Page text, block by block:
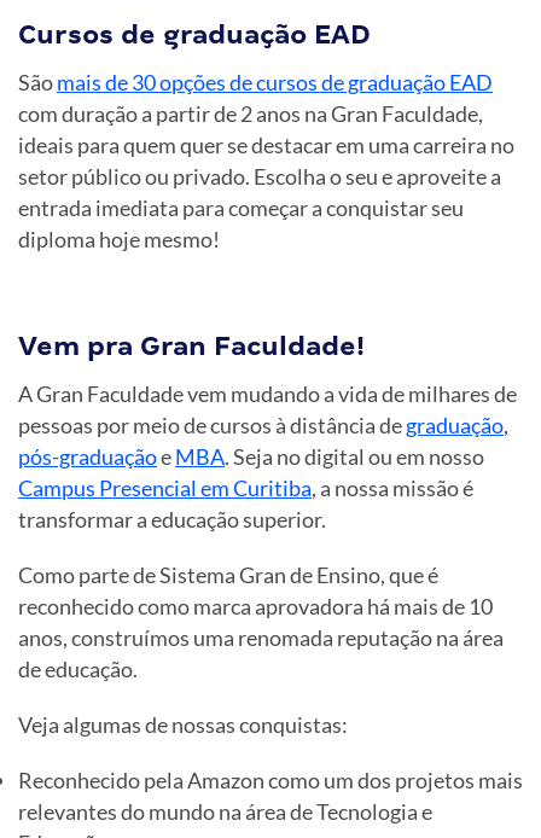
Cursos de graduação EAD
Sãomais de 30 opções de cursos de graduação EAD
com duração a partir de 2 anos na Gran Faculdade,
ideais para quem quer se destacar em uma carreira no
setor público ou privado. Escolha o seu e aproveite a
entrada imediata para começar a conquistar seu
diploma hoje mesmo!
Vem pra Gran Faculdade!
A Gran Faculdade vem mudando a vida de milhares de
pessoas por meio de cursos à distância degraduação,
pós-graduaçãoeMBA. Seja no digital ou em nosso
Campus Presencial em Curitiba, a nossa missão é
transformar a educação superior.
Como parte de Sistema Gran de Ensino, que é
reconhecido como marca aprovadora há mais de 10
anos, construímos uma renomada reputação na área
de educação.
Veja algumas de nossas conquistas:
Reconhecido pela Amazon como um dos projetos mais
relevantes do mundo na área de Tecnologia e